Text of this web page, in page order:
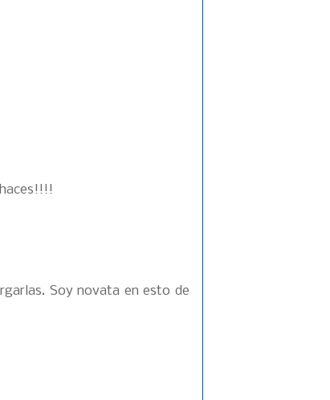
Soy novata en esto de